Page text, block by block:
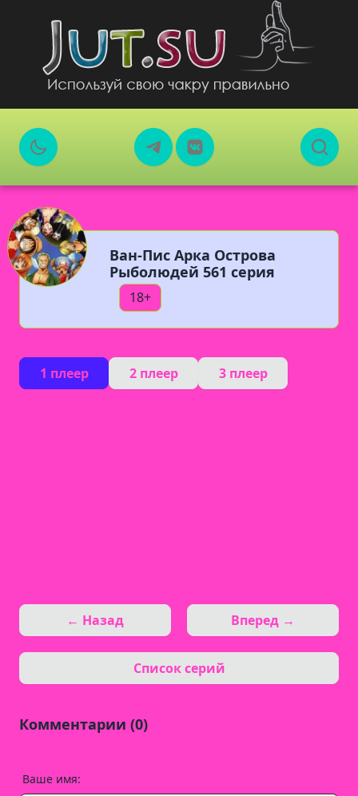
Ван-Пис Арка Острова
Рыболюдей 561 серия
18+
1 плеер 2 плеер 3 плеер
← Назад
Список серий
Вперед →
Комментарии (0)
Ваше имя: